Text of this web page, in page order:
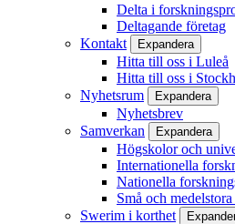
Delta i
Deltagande företag
Kontakt
Expandera
Hitta till oss i Luleå
Hitta till oss i
Nyhetsrum
Expandera
Nyhetsbrev
Samverkan
Expandera
Högskolor och
Internationella
Nationella
Små och
Swerim i korthet